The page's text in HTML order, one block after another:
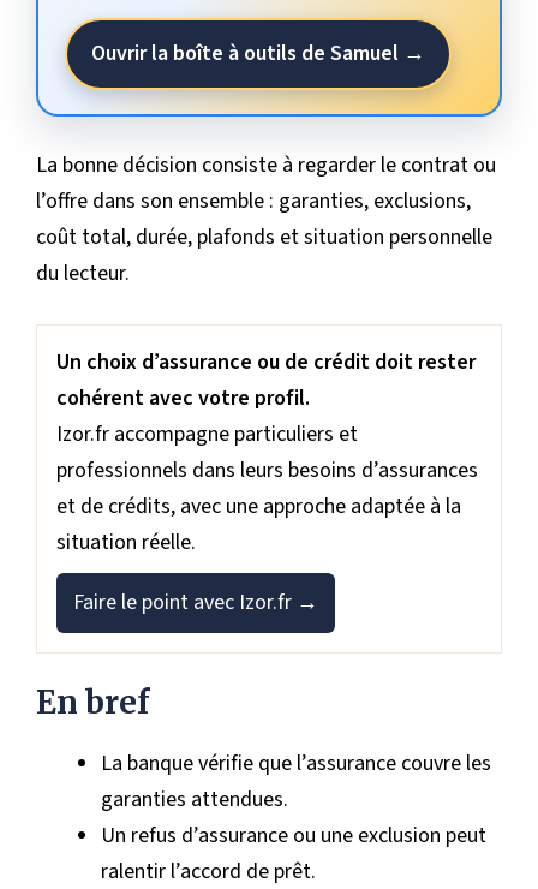
Ouvrir la boîte à outils de Samuel →
La bonne décision consiste à regarder le contrat ou
l’offre dans son ensemble : garanties, exclusions,
coût total, durée, plafonds et situation personnelle
du lecteur.
Un choix d’assurance ou de crédit doit rester
cohérent avec votre profil.
Izor.fr accompagne particuliers et
professionnels dans leurs besoins d’assurances
et de crédits, avec une approche adaptée à la
situation réelle.
Faire le point avec Izor.fr →
En bref
La banque vérifie que l’assurance couvre les
garanties attendues.
Un refus d’assurance ou une exclusion peut
ralentir l’accord de prêt.